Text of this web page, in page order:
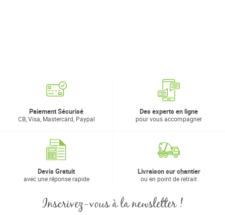
Paiement Sécurisé
CB, Visa, Mastercard, Paypal
Des experts en ligne
pour vous accompagner
Devis Gratuit
avec une réponse rapide
Livraison sur chantier
ou en point de retrait
Inscrivez-vous à la newsletter !